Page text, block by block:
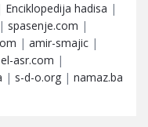
Enciklopedija hadisa |
| spasenje.com |
| amir-smajic |
el-asr.com |
| s-d-o.org | namaz.ba